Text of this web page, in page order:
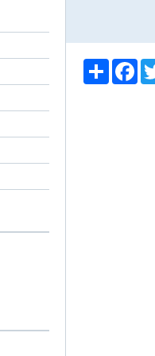
Partager